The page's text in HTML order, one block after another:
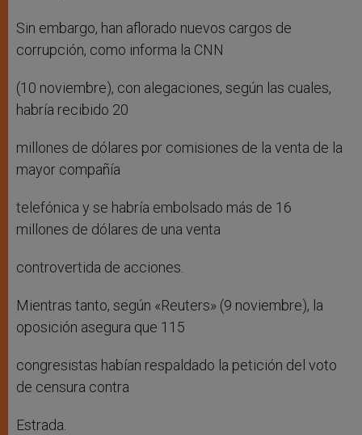
Sin embargo, han aflorado nuevos cargos de
corrupción, como informa la CNN
(10 noviembre), con alegaciones, según las cuales,
habría recibido 20
millones de dólares por comisiones de la venta de la
mayor compañía
telefónica y se habría embolsado más de 16
millones de dólares de una venta
controvertida de acciones.
Mientras tanto, según «Reuters» (9 noviembre), la
oposición asegura que 115
congresistas habían respaldado la petición del voto
de censura contra
Estrada.